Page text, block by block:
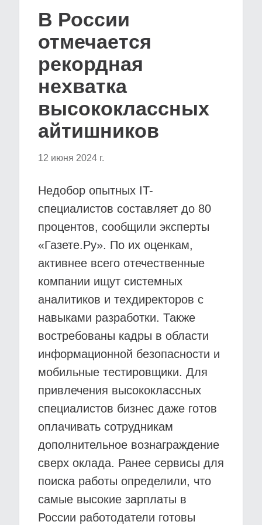
В России
отмечается
рекордная
нехватка
высококлассных
айтишников
12 июня 2024 г.
Недобор опытных IT-
специалистов составляет до 80
процентов, сообщили эксперты
«Газете.Ру». По их оценкам,
активнее всего отечественные
компании ищут системных
аналитиков и техдиректоров с
навыками разработки. Также
востребованы кадры в области
информационной безопасности и
мобильные тестировщики. Для
привлечения высококлассных
специалистов бизнес даже готов
оплачивать сотрудникам
дополнительное вознаграждение
сверх оклада. Ранее сервисы для
поиска работы определили, что
самые высокие зарплаты в
России работодатели готовы